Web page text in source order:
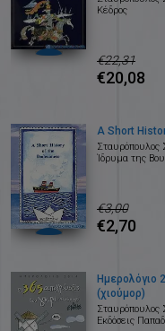
Κέδρος
€22,31
€20,08
A Short
Σταυρόπουλος
Ίδρυμα της
€3,00
€2,70
Ημερολόγιο
(χιούμορ)
Σταυρόπουλος
Εκδόσεις